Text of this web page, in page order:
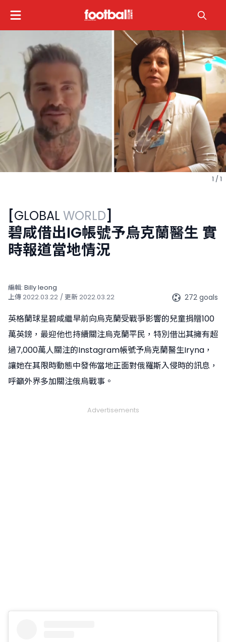
1 / 1
[GLOBAL WORLD]
碧咸借出IG帳號予烏克蘭醫生 實
時報道當地情況
編輯: Billy Ieong
上傳2022.03.22 / 更新2022.03.22 272 goals
英格蘭球星碧咸繼早前向烏克蘭受戰爭影響的兒童捐贈100
萬英鎊，最迎他也持續關注烏克蘭平民，特別借出其擁有超
過7,000萬人關注的Instagram帳號予烏克蘭醫生Iryna，
讓她在其限時動態中發佈當地正面對俄羅斯入侵時的訊息，
呼籲外界多加關注俄烏戰事。
Advertisements